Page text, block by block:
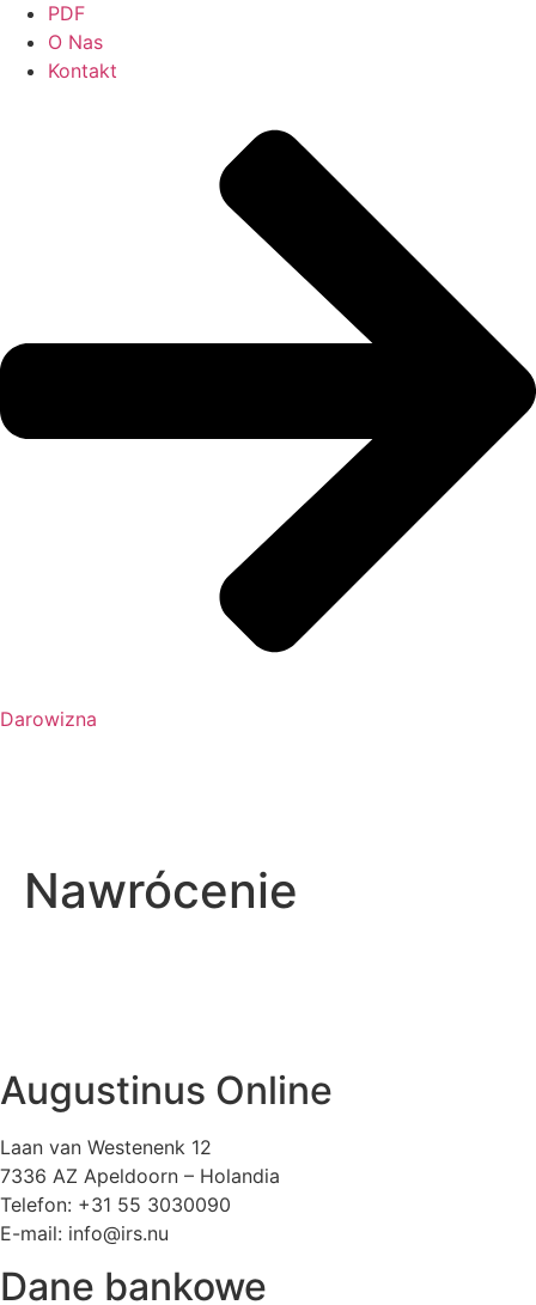
PDF
O Nas
Kontakt
Darowizna
Nawrócenie
Augustinus Online
Laan van Westenenk 12
7336 AZ Apeldoorn – Holandia
Telefon: +31 55 3030090
E-mail: info@irs.nu
Dane bankowe